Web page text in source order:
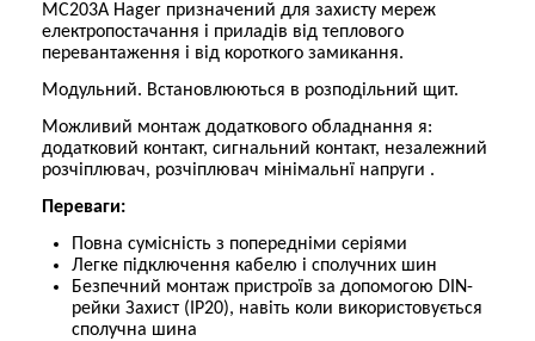
MC203A Hager призначений для захисту мереж
електропостачання і приладів від теплового
перевантаження і від короткого замикання.
Модульний. Встановлюються в розподільний щит.
Можливий монтаж додаткового обладнання я:
додатковий контакт, сигнальний контакт, незалежний
розчіплювач, розчіплювач мінімальнї напруги .
Переваги:
Повна сумісність з попередніми серіями
Легке підключення кабелю і сполучних шин
Безпечний монтаж пристроїв за допомогою DIN-
рейки Захист (IP20), навіть коли використовується
сполучна шина